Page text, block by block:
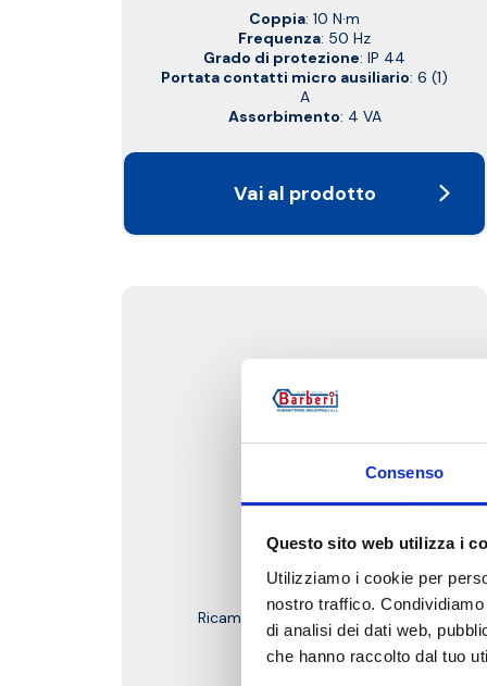
Consenso
Questo sito web utilizza i
Utilizziamo i cookie per
nostro traffico.
di analisi dei dati web,
che hanno raccolto dal tuo
Coppia: 10 N·m
Frequenza: 50 Hz
Grado di protezione: IP 44
Portata contatti micro ausiliario: 6 (1)
A
Assorbimento: 4 VA
Vai al prodotto
M03.K
Ricambi per servomotori M03